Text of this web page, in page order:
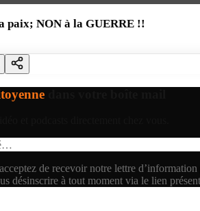
paix; NON à la GUERRE !!
de recevoir notre lettre d’information
désinscrire à tout moment via le lien